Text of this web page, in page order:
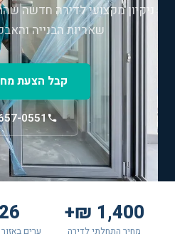
ניקיון מקצועי לדירה חדשה
שאריות הבנייה
קבל הצעת
0551
1,400 ₪+
מחיר התחלתי לדירה
26
ערים